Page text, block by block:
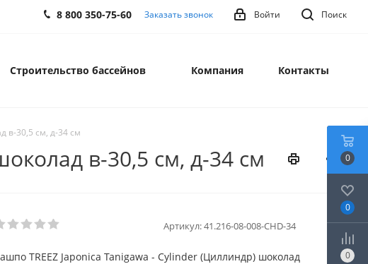
Поиск
Войти
8 800 350-75-60 Заказать звонок
Строительство бассейнов Компания Контакты
в-30,5 см, д-34 см
в-30,5 см, д-34 см
Артикул:41.216-08-008-CHD-34
TREEZ Japonica Tanigawa - Cylinder (Циллиндр) шоколад
0
0
0